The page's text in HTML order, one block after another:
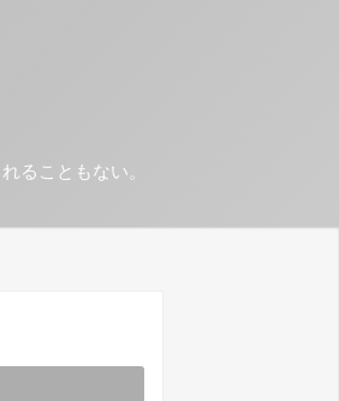
ることもない。